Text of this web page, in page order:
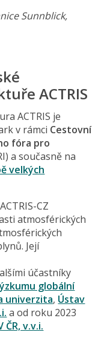
Sunnblick,
ACTRIS
ACTRIS je
v rámci Cestovní
fóra pro
a současně na
velkých
CZ
atmosférických
Její
účastníky
globální
univerzita, Ústav
a od roku 2023
v.v.i.